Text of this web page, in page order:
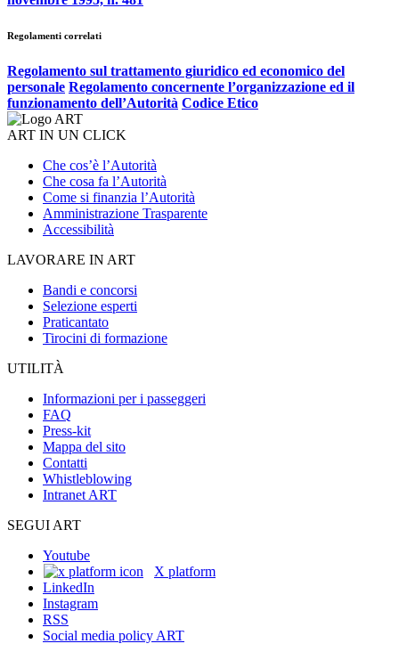
Regolamenti correlati
Regolamento sul trattamento giuridico ed economico del
personale Regolamento concernente l’organizzazione ed il
funzionamento dell’Autorità Codice Etico
ART IN UN CLICK
Che cos’è l’Autorità
Che cosa fa l’Autorità
Come si finanzia l’Autorità
Amministrazione Trasparente
Accessibilità
LAVORARE IN ART
Bandi e concorsi
Selezione esperti
Praticantato
Tirocini di formazione
UTILITÀ
Informazioni per i passeggeri
FAQ
Press-kit
Mappa del sito
Contatti
Whistleblowing
Intranet ART
SEGUI ART
Youtube
X platform
LinkedIn
Instagram
RSS
Social media policy ART